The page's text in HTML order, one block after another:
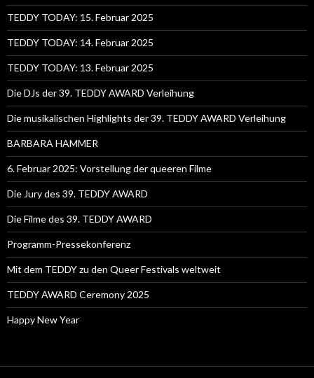
TEDDY TODAY: 15. Februar 2025
TEDDY TODAY: 14. Februar 2025
TEDDY TODAY: 13. Februar 2025
Die DJs der 39. TEDDY AWARD Verleihung
Die musikalischen Highlights der 39. TEDDY AWARD Verleihung
BARBARA HAMMER
6. Februar 2025: Vorstellung der queeren Filme
Die Jury des 39. TEDDY AWARD
Die Filme des 39. TEDDY AWARD
Programm-Pressekonferenz
Mit dem TEDDY zu den Queer Festivals weltweit
TEDDY AWARD Ceremony 2025
Happy New Year